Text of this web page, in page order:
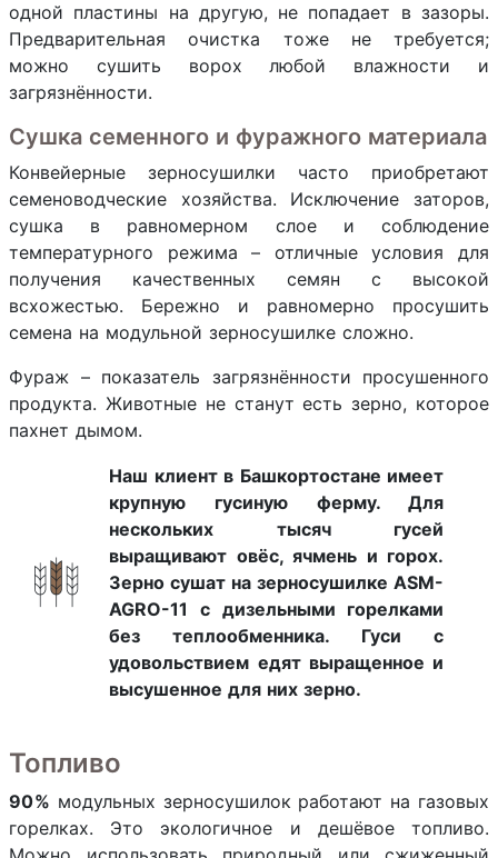
одной пластины на другую, не попадает в зазоры.
Предварительная очистка тоже не требуется;
можно сушить ворох любой влажности и
загрязнённости.
Сушка семенного и фуражного материала
Конвейерные зерносушилки часто приобретают
семеноводческие хозяйства. Исключение заторов,
сушка в равномерном слое и соблюдение
температурного режима – отличные условия для
получения качественных семян с высокой
всхожестью. Бережно и равномерно просушить
семена на модульной зерносушилке сложно.
Фураж – показатель загрязнённости просушенного
продукта. Животные не станут есть зерно, которое
пахнет дымом.
Наш клиент в Башкортостане имеет
крупную гусиную ферму. Для
нескольких тысяч гусей
выращивают овёс, ячмень и горох.
Зерно сушат на зерносушилке ASM-
AGRO-11 с дизельными горелками
без теплообменника. Гуси с
удовольствием едят выращенное и
высушенное для них зерно.
Топливо
90 % модульных зерносушилок работают на газовых
горелках. Это экологичное и дешёвое топливо.